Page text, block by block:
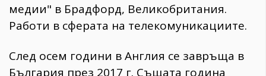
медии" в Брадфорд, Великобритания.
Работи в сферата на телекомуникациите.
След осем години в Англия се завръща в
България през 2017 г. Същата година